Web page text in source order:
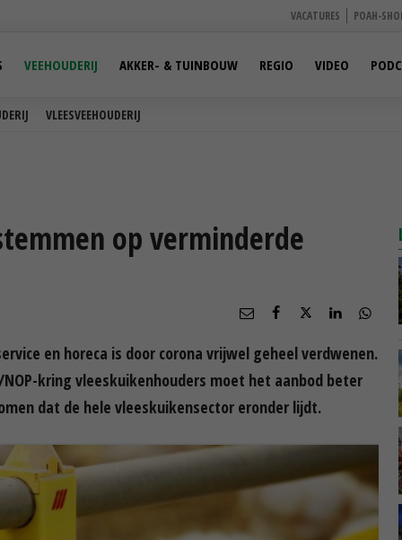
VACATURES POAH-
VLEESVEEHOUDERIJ
VEEHOUDERIJ AKKER- & TUINBOUW REGIO VIDEO
op verminderde
en horeca is door corona vrijwel geheel verdwenen.
kring vleeskuikenhouders moet het aanbod beter
dat de hele vleeskuikensector eronder lijdt.